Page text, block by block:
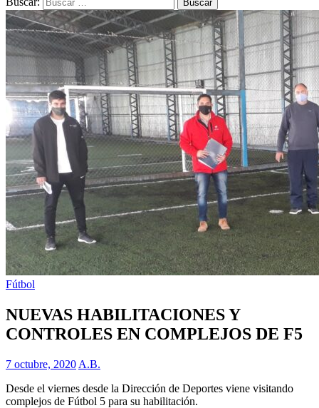
Fútbol
NUEVAS HABILITACIONES Y
CONTROLES EN COMPLEJOS DE F5
7 octubre, 2020 A.B.
Desde el viernes desde la Dirección de Deportes viene visitando
complejos de Fútbol 5 para su habilitación.